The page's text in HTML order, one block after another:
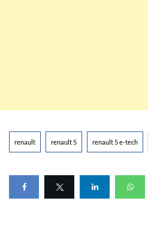
renault renault 5 renault 5 e-tech